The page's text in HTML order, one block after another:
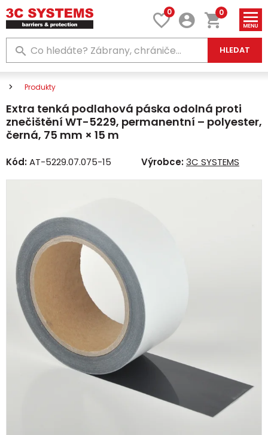
0
HLEDAT
0
Produkty
Extra tenká podlahová páska odolná proti
znečištění WT-5229, permanentní – polyester,
černá, 75 mm × 15 m
Kód:AT-5229.07.075-15 Výrobce:3C SYSTEMS